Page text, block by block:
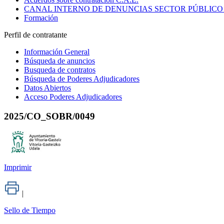
CANAL INTERNO DE DENUNCIAS SECTOR
Formación
Perfil de contratante
Información General
Búsqueda de anuncios
Busqueda de contratos
Búsqueda de Poderes Adjudicadores
Datos Abiertos
Acceso Poderes Adjudicadores
2025/CO_SOBR/0049
Imprimir
|
Sello de Tiempo